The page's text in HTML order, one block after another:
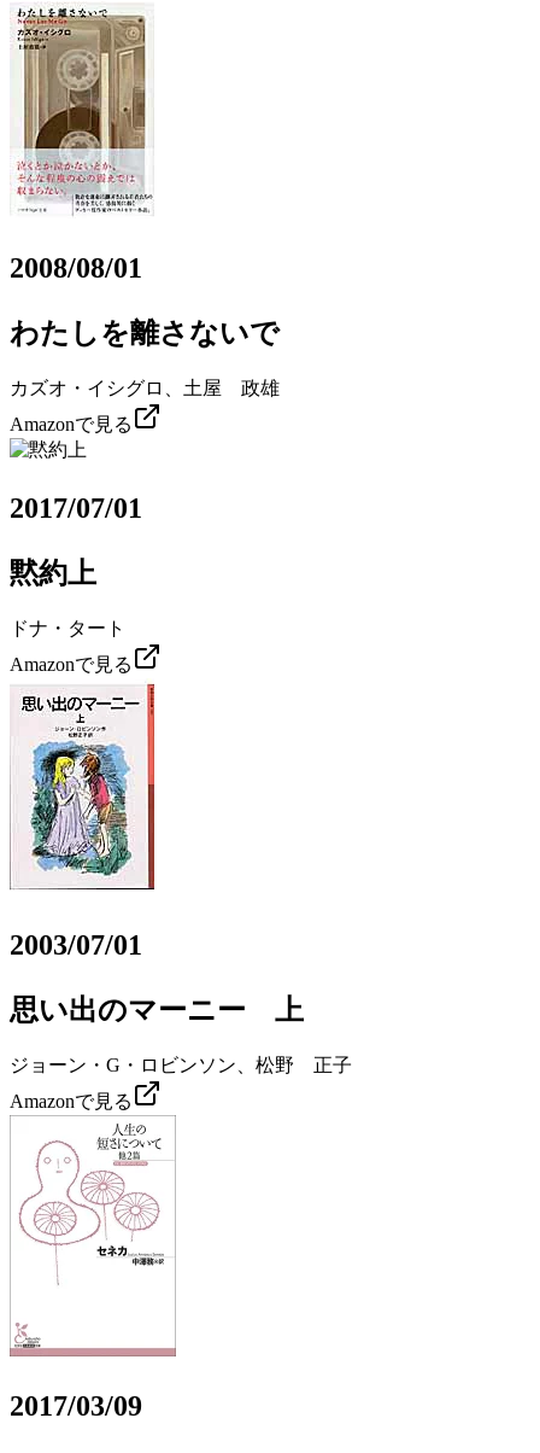
2008/08/01
わたしを離さないで
カズオ・イシグロ、土屋 政雄
Amazonで見る
2017/07/01
黙約上
ドナ・タート
Amazonで見る
2003/07/01
思い出のマーニー 上
ジョーン・G・ロビンソン、松野 正子
Amazonで見る
2017/03/09